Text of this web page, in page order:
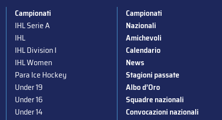
Campionati
IHL Serie A
IHL
IHL Division I
IHL Women
Para Ice Hockey
Under 19
Under 16
Under 14
Campionati
Nazionali
Amichevoli
Calendario
News
Stagioni passate
Albo d’Oro
Squadre nazionali
Convocazioni nazionali